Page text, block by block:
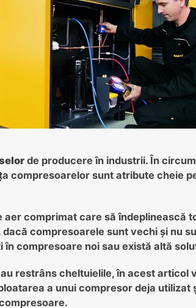
de producere în industrii. În
compresoarelor sunt atribute cheie
comprimat care să îndeplinească
compresoarele sunt vechi și nu
compresoare noi sau există altă
restrâns cheltuielile, în acest articol
a unui compresor deja utilizat